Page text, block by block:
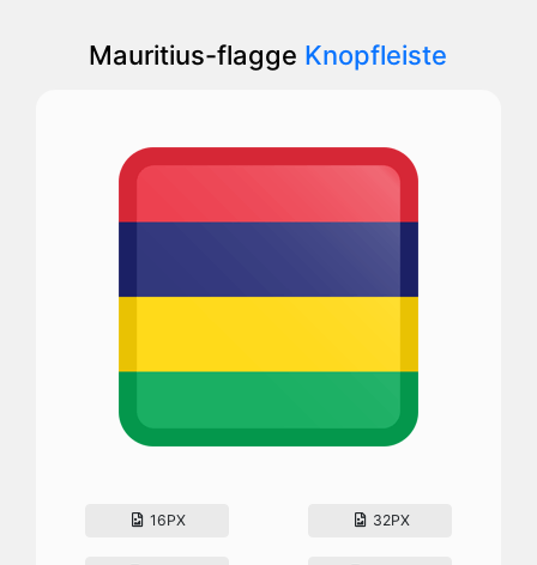
Mauritius-flagge Knopfleiste
16PX 32PX